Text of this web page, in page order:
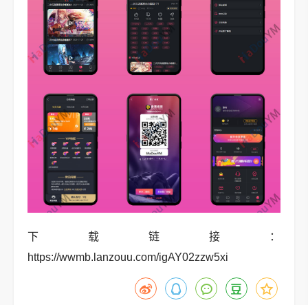
下载链接：
https://wwmb.lanzouu.com/igAY02zzw5xi